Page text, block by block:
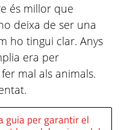
és millor que
deixa de ser una
ho tingui clar. Anys
era per
mal als animals.
guia per garantir el